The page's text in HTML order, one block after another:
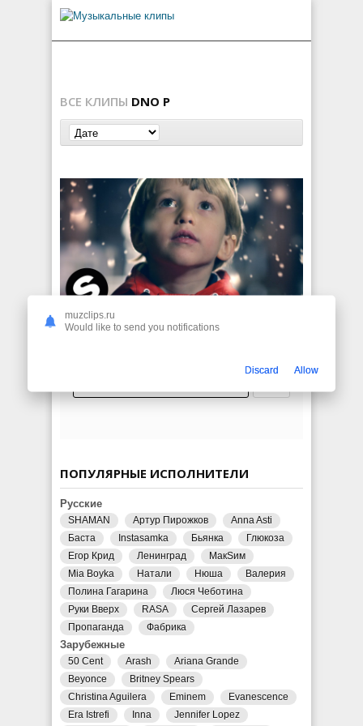
ВСЕ КЛИПЫ DNO P
ПОПУЛЯРНЫЕ ИСПОЛНИТЕЛИ
Русские
SHAMAN Артур Пирожков
Anna Asti
Баста
Instasamka Бьянка
Глюкоза
Егор Крид
Ленинград
МакSим
Mia Boyka
Натали Нюша
Валерия
Полина Гагарина
Люся Чеботина
Руки Вверх
RASA
Сергей Лазарев
Пропаганда
Фабрика
Зарубежные
50 Cent Arash
Ariana Grande
Beyonce
Britney Spears
Christina Aguilera
Eminem
Evanescence
Era Istrefi
Inna Jennifer Lopez
muzclips.ru
Would like to send you notifications
Discard Allow